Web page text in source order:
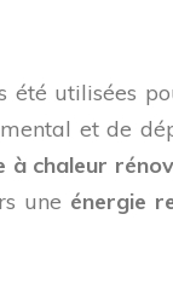
utilisées
et de
à chaleur
une énergie